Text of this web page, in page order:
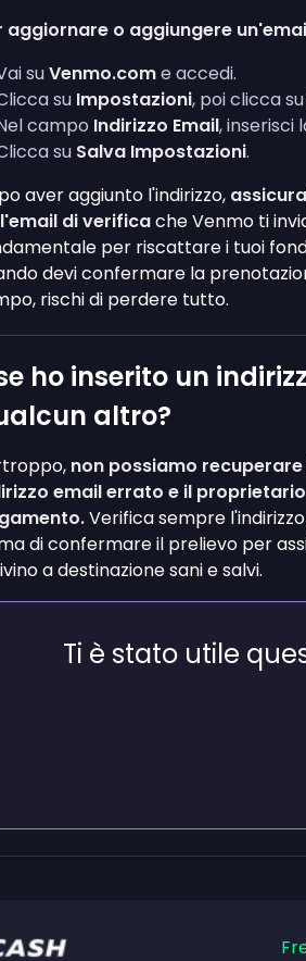
aggiornare o aggiungere
suVenmo.come accedi.
su Impostazioni, poi clicca su
campo Indirizzo Email, inserisci
su Salva Impostazioni.
aver aggiunto l'indirizzo,
di verificache Venmo ti
per riscattare i tuoi
devi confermare la
rischi di perdere tutto.
ho inserito un
altro?
non possiamo
email errato e il
Verifica sempre
di confermare il prelievo per
a destinazione sani e salvi.
Ti è stato utile